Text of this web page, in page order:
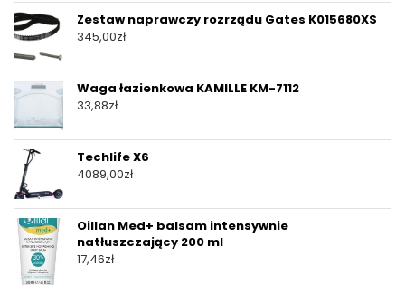
Zestaw naprawczy rozrządu Gates K015680XS
345,00zł
Waga łazienkowa KAMILLE KM-7112
33,88zł
Techlife X6
4089,00zł
Oillan Med+ balsam intensywnie
natłuszczający 200 ml
17,46zł